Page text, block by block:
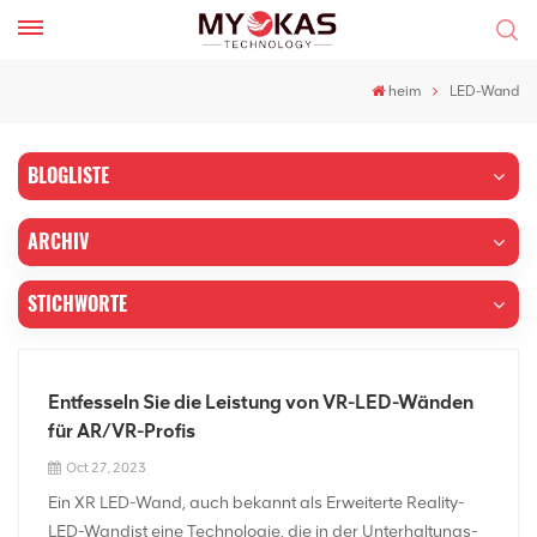
heim LED-Wand
BLOGLISTE
ARCHIV
STICHWORTE
Entfesseln Sie die Leistung von VR-LED-Wänden
für AR/VR-Profis
Oct 27, 2023
Ein XR LED-Wand, auch bekannt als Erweiterte Reality-
LED-Wandist eine Technologie, die in der Unterhaltungs-